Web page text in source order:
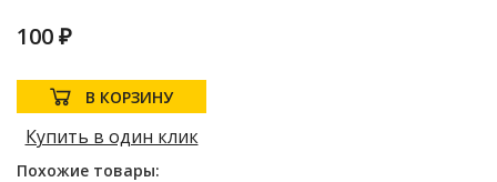
100 ₽
В КОРЗИНУ
Купить в один клик
Похожие товары: